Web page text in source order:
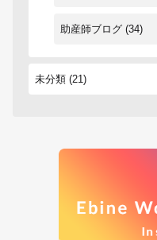
助産師ブログ (34)
未分類 (21)